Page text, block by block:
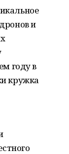
и
году в
кружка